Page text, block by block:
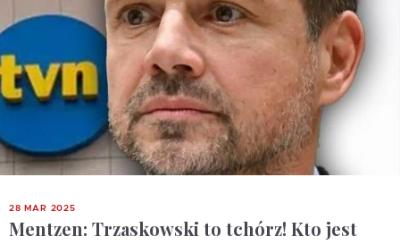
28 MAR 2025
Mentzen: Trzaskowski to tchórz! Kto jest